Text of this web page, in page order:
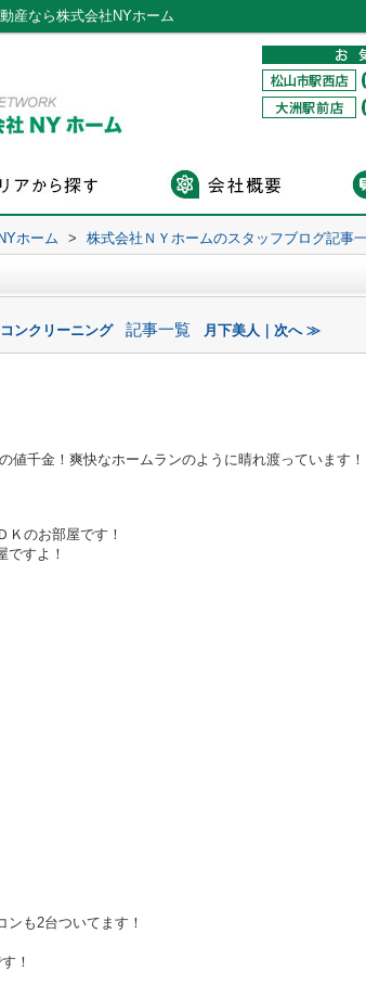
産なら株式会社NYホーム
ホーム > 株式会社ＮＹホームのスタッフブログ記事
ンクリーニング 記事一覧 月下美人｜次へ ≫
値千金！爽快なホームランのように晴れ渡っています！
Ｋのお部屋です！
ですよ！
も2台ついてます！
！